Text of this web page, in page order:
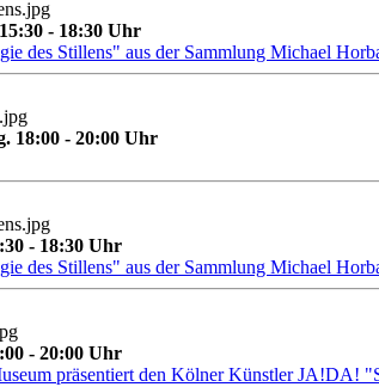
- 18:30 Uhr
des Stillens" aus der Sammlung Michael
18:00 - 20:00 Uhr
- 18:30 Uhr
des Stillens" aus der Sammlung Michael
- 20:00 Uhr
präsentiert den Kölner Künstler JA!DA!